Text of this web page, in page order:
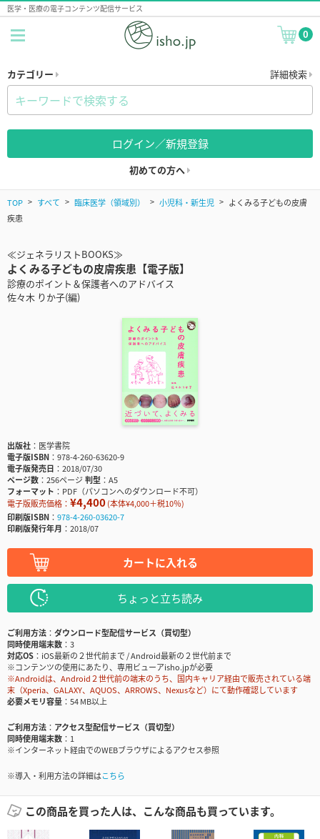
医学・医療の電子コンテンツ配信サービス
0
カテゴリー 詳細検索
ログイン／新規登録
初めての方へ
TOP すべて 臨床医学（領域別） 小児科・新生児
よくみる子どもの皮膚
疾患
≪ジェネラリストBOOKS≫
よくみる子どもの皮膚疾患【電子版】
診療のポイント＆保護者へのアドバイス
佐々木 りか子(編)
出版社
医学書院
電子版ISBN
978-4-260-63620-9
電子版発売日
2018/07/30
ページ数
256ページ判型
A5
フォーマット
PDF（パソコンへのダウンロード不可）
電子版販売価格： ¥4,400(本体¥4,000＋税10％)
印刷版ISBN
978-4-260-03620-7
印刷版発行年月
2018/07
カートに入れる
ちょっと立ち読み
ご利用方法
ダウンロード型配信サービス（買切型）
同時使用端末数
3
対応OS
iOS最新の２世代前まで / Android最新の２世代前まで
※コンテンツの使用にあたり、専用ビューアisho.jpが必要
※Androidは、Android２世代前の端末のうち、国内キャリア経由で販売されている端
末（Xperia、GALAXY、AQUOS、ARROWS、Nexusなど）にて動作確認しています
必要メモリ容量
54 MB以上
ご利用方法
アクセス型配信サービス（買切型）
同時使用端末数
1
※インターネット経由でのWEBブラウザによるアクセス参照
※導入・利用方法の詳細はこちら
この商品を買った人は、こんな商品も買っています。